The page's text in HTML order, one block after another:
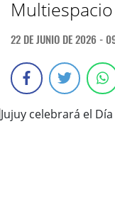
22 DE JUNIO DE 2026 -